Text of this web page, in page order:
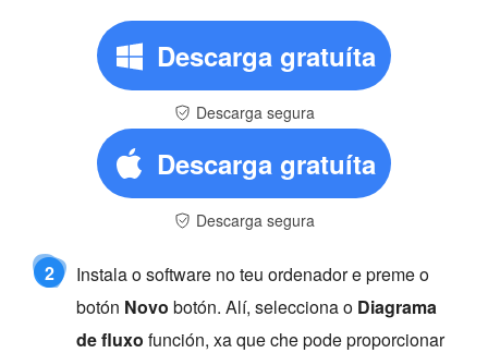
Descarga gratuíta
Descarga segura
Descarga gratuíta
Descarga segura
2
Instala o software no teu ordenador e preme o
botón Novo botón. Alí, selecciona o Diagrama
de fluxo función, xa que che pode proporcionar